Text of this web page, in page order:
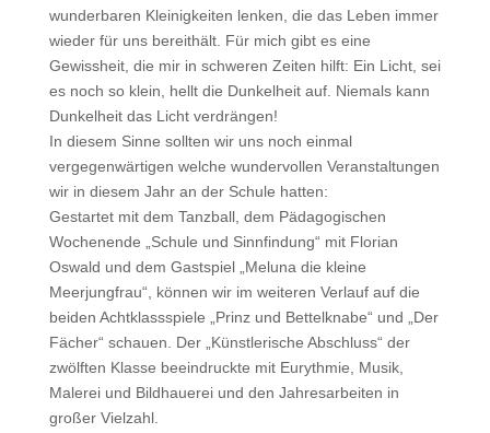
wunderbaren Kleinigkeiten lenken, die das Leben immer
wieder für uns bereithält. Für mich gibt es eine
Gewissheit, die mir in schweren Zeiten hilft: Ein Licht, sei
es noch so klein, hellt die Dunkelheit auf. Niemals kann
Dunkelheit das Licht verdrängen!
In diesem Sinne sollten wir uns noch einmal
vergegenwärtigen welche wundervollen Veranstaltungen
wir in diesem Jahr an der Schule hatten:
Gestartet mit dem Tanzball, dem Pädagogischen
Wochenende „Schule und Sinnfindung“ mit Florian
Oswald und dem Gastspiel „Meluna die kleine
Meerjungfrau“, können wir im weiteren Verlauf auf die
beiden Achtklassspiele „Prinz und Bettelknabe“ und „Der
Fächer“ schauen. Der „Künstlerische Abschluss“ der
zwölften Klasse beeindruckte mit Eurythmie, Musik,
Malerei und Bildhauerei und den Jahresarbeiten in
großer Vielzahl.